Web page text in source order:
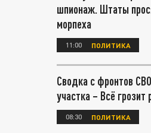
шпионаж. Штаты
морпеха
11:00 ПОЛИТИКА
Сводка с фронтов
участка – Всё
08:30 ПОЛИТИКА